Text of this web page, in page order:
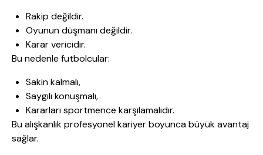
Rakip değildir.
Oyunun düşmanı değildir.
Karar vericidir.
Bu nedenle futbolcular:
Sakin kalmalı,
Saygılı konuşmalı,
Kararları sportmence karşılamalıdır.
Bu alışkanlık profesyonel kariyer boyunca büyük avantaj
sağlar.